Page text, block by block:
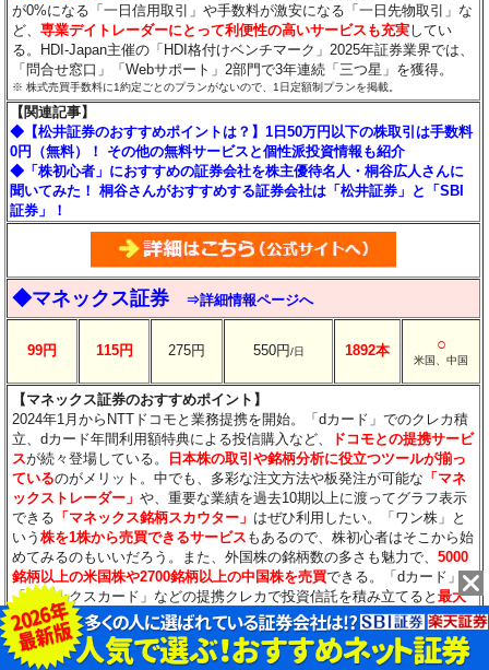
が0%になる「一日信用取引」や手数料が激安になる「一日先物取引」な
ど、専業デイトレーダーにとって利便性の高いサービスも充実してい
る。HDI-Japan主催の「HDI格付けベンチマーク」2025年証券業界では、
「問合せ窓口」「Webサポート」2部門で3年連続「三つ星」を獲得。
※ 株式売買手数料に1約定ごとのプランがないので、1日定額制プランを掲載。
【関連記事】
◆【松井証券のおすすめポイントは？】1日50万円以下の株取引は手数料
0円（無料）！ その他の無料サービスと個性派投資情報も紹介
◆「株初心者」におすすめの証券会社を株主優待名人・桐谷広人さんに
聞いてみた！ 桐谷さんがおすすめする証券会社は「松井証券」と「SBI
証券」！
◆マネックス証券 ⇒詳細情報ページへ
99円 115円 275円 550円/日 1892本 ○
米国、中国
【マネックス証券のおすすめポイント】
2024年1月からNTTドコモと業務提携を開始。「dカード」でのクレカ積
立、dカード年間利用額特典による投信購入など、
ドコモとの提携サービ
スが続々登場している。
日本株の取引や銘柄分析に役立つツールが揃っ
ているのがメリット。中でも、多彩な注文方法や板発注が可能な 「マネ
ックストレーダー」や、重要な業績を過去10期以上に渡ってグラフ表示
できる 「マネックス銘柄スカウター」 はぜひ利用したい。「ワン株」と
いう株を1株から売買できるサービス もあるので、株初心者はそこから始
めてみるのもいいだろう。また、外国株の銘柄数の多さも魅力で、5000
銘柄以上の米国株や2700銘柄以上の中国株を売買できる。「dカード」
「マネックスカード」などの提携クレカで投資信託を積み立てると最大
3.1％のポイント還元。なお、2023年10月にNTTドコモと業務提携を発表
しており、2024年7月からは「dカード」による投資信託のクレカ積立な
どのサービスが始まった。